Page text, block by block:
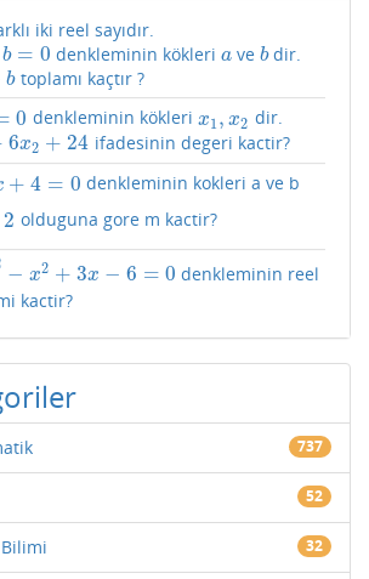
iki reel sayıdır.
b = 0 denkleminin kökleria
ave b
bdir.
btoplamı kaçtır ?
0 denkleminin kökleri x1 , x2
x1 x 2
dir.
6x2 + 24
6 x2+24 ifadesinin degeri kactir?
+ 4 = 0 denkleminin kokleri a ve b
2 olduguna gore m kactir?
− x2 + 3x − 6 = 0
x−6 =0
denkleminin reel
kactir?
737
52
32